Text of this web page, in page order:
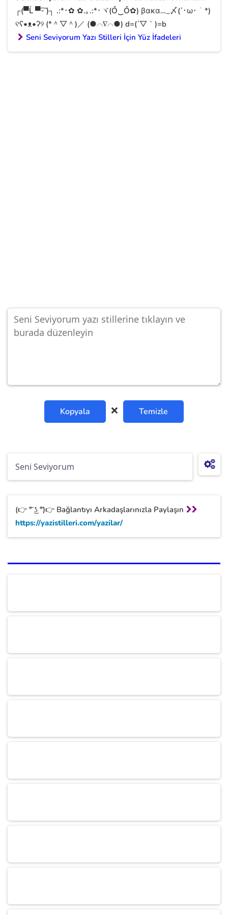
┌(▀Ĺ ▀-͠ )┐ .:*･✿ ✿.｡.:*･ヾ(Ő‿Ő✿) βακα…_〆(´･ω･｀*)
୧ʕ•ᴥ•ʔ୨ (*＾▽＾)／ (●⌒∇⌒●) d=(´▽｀)=b
Seni Seviyorum Yazı Stilleri İçin Yüz İfadeleri
Kopyala ❌ Temizle
(👉 ͡° ͜ʖ ͡°)👉 Bağlantıyı Arkadaşlarınızla Paylaşın
https://yazistilleri.com/yazilar/